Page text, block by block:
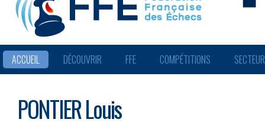
ACCUEIL DÉCOUVRIR FFE COMPÉTITIONS
PONTIER Louis